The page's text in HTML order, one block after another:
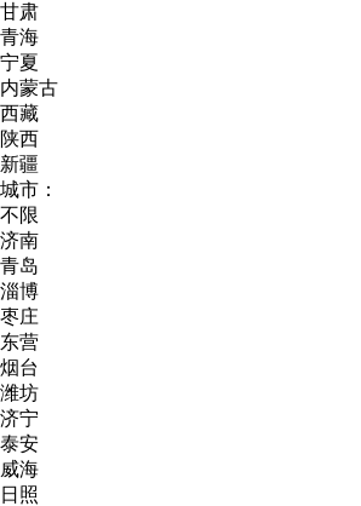
甘肃
青海
宁夏
内蒙古
西藏
陕西
新疆
城市：
不限
济南
青岛
淄博
枣庄
东营
烟台
潍坊
济宁
泰安
威海
日照